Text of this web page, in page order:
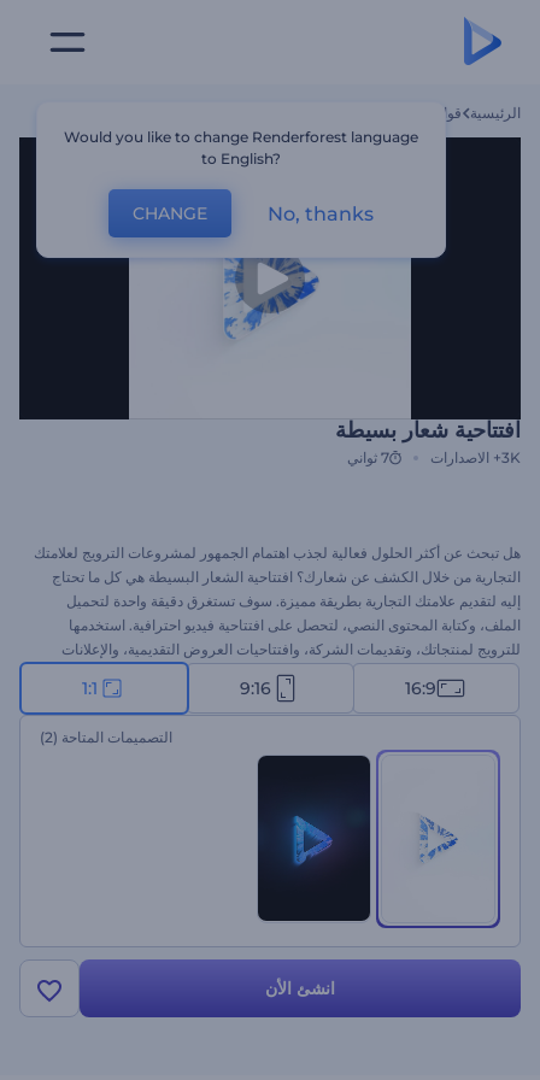
الرئيسية قوالب
افتتاحية شعار بسيطة
3K+ الاصدارات 7 ثواني
هل تبحث عن أكثر الحلول فعالية لجذب اهتمام الجمهور لمشروعات الترويج لعلامتك
التجارية من خلال الكشف عن شعارك؟ افتتاحية الشعار البسيطة هي كل ما تحتاج
إليه لتقديم علامتك التجارية بطريقة مميزة. سوف تستغرق دقيقة واحدة لتحميل
الملف، وكتابة المحتوى النصي، لتحصل على افتتاحية فيديو احترافية. استخدمها
للترويج لمنتجاتك، وتقديمات الشركة، وافتتاحيات العروض التقديمية، والإعلانات
التلفزيونية، وغيرها الكثير من المشروعات. افتتاحية شعارك البسيطة على بعد نقرة
16:9
9:16
1:1
التصميمات المتاحة (2)
انشئ الأن
Would you like to change Renderforest language
to English?
CHANGE No, thanks